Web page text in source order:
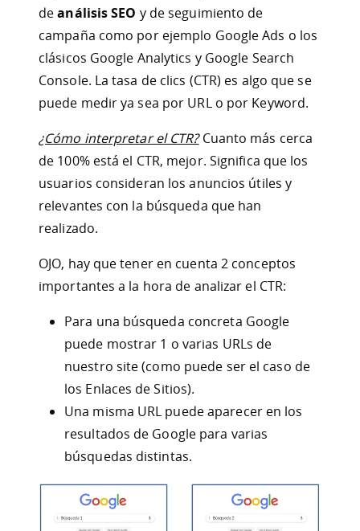
deanálisis SEO y de seguimiento de
campaña como por ejemplo Google Ads o los
clásicos Google Analytics y Google Search
Console. La tasa de clics (CTR) es algo que se
puede medir ya sea por URL o por Keyword.
¿Cómo interpretar el CTR?Cuanto más cerca
de 100% está el CTR, mejor. Significa que los
usuarios consideran los anuncios útiles y
relevantes con la búsqueda que han
realizado.
OJO, hay que tener en cuenta 2 conceptos
importantes a la hora de analizar el CTR:
Para una búsqueda concreta Google
puede mostrar 1 o varias URLs de
nuestro site (como puede ser el caso de
los Enlaces de Sitios).
Una misma URL puede aparecer en los
resultados de Google para varias
búsquedas distintas.